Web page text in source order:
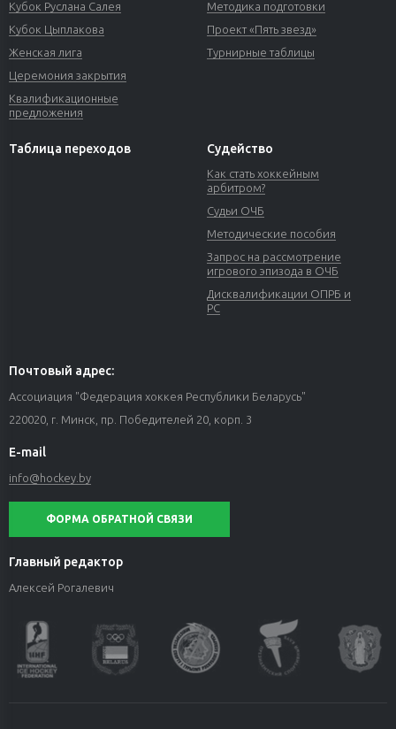
Кубок Руслана Салея
Кубок Цыплакова
Женская лига
Церемония закрытия
Квалификационные
предложения
Методика подготовки
Проект «Пять звезд»
Турнирные таблицы
Таблица переходов Судейство
Как стать хоккейным
арбитром?
Судьи ОЧБ
Методические пособия
Запрос на рассмотрение
игрового эпизода в ОЧБ
Дисквалификации ОПРБ и
РС
Почтовый адрес:
Ассоциация "Федерация хоккея Республики Беларусь"
220020, г. Минск, пр. Победителей 20, корп. 3
E-mail
info@hockey.by
ФОРМА ОБРАТНОЙ СВЯЗИ
Главный редактор
Алексей Рогалевич